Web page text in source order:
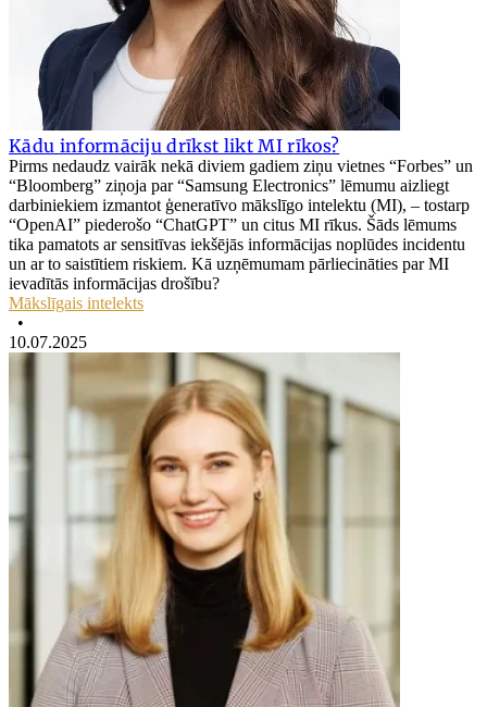
Kādu informāciju drīkst likt MI rīkos?
Pirms nedaudz vairāk nekā diviem gadiem ziņu vietnes “Forbes” un
“Bloomberg” ziņoja par “Samsung Electronics” lēmumu aizliegt
darbiniekiem izmantot ģeneratīvo mākslīgo intelektu (MI), – tostarp
“OpenAI” piederošo “ChatGPT” un citus MI rīkus. Šāds lēmums
tika pamatots ar sensitīvas iekšējās informācijas noplūdes incidentu
un ar to saistītiem riskiem. Kā uzņēmumam pārliecināties par MI
ievadītās informācijas drošību?
Mākslīgais intelekts
•
10.07.2025